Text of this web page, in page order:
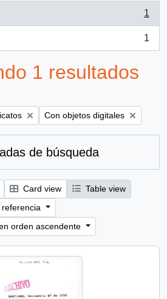
1
1
1 resultados
filter: Remove filter:
Con objetos digitales
de búsqueda
Card view
Table view
orden ascendente